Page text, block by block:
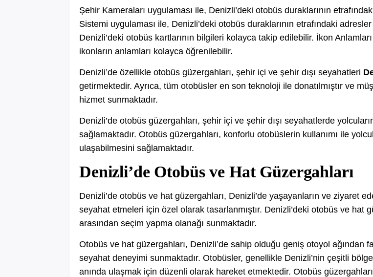
Şehir Kameraları uygulaması ile, Denizli’deki otobüs duraklarının
Sistemi uygulaması ile, Denizli’deki otobüs duraklarının etrafındaki
Denizli’deki otobüs kartlarının bilgileri kolayca takip edilebilir. İkon
ikonların anlamları kolayca öğrenilebilir.
Denizli’de özellikle otobüs güzergahları, şehir içi ve şehir dışı seyahatleri
getirmektedir. Ayrıca, tüm otobüsler en son teknoloji ile donatılmıştır ve
hizmet sunmaktadır.
Denizli’de otobüs güzergahları, şehir içi ve şehir dışı seyahatlerde
sağlamaktadır. Otobüs güzergahları, konforlu otobüslerin kullanımı ile
ulaşabilmesini sağlamaktadır.
Denizli’de Otobüs ve Hat Güzergahları
Denizli’de otobüs ve hat güzergahları, Denizli’de yaşayanların ve ziyaret
seyahat etmeleri için özel olarak tasarlanmıştır. Denizli’deki otobüs ve hat
arasından seçim yapma olanağı sunmaktadır.
Otobüs ve hat güzergahları, Denizli’de sahip olduğu geniş otoyol ağından
seyahat deneyimi sunmaktadır. Otobüsler, genellikle Denizli’nin çeşitli
anında ulaşmak için düzenli olarak hareket etmektedir. Otobüs